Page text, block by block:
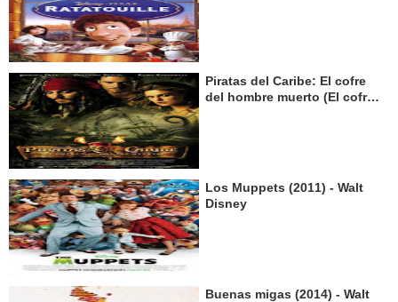
Piratas del Caribe: El cofre
del hombre muerto (El cofre
Los Muppets (2011) - Walt
Disney
Buenas migas (2014) - Walt